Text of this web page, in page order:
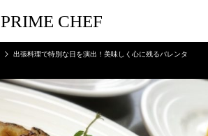
PRIME CHEF
出張料理で特別な日を演出！美味しく心に残るバレンタ